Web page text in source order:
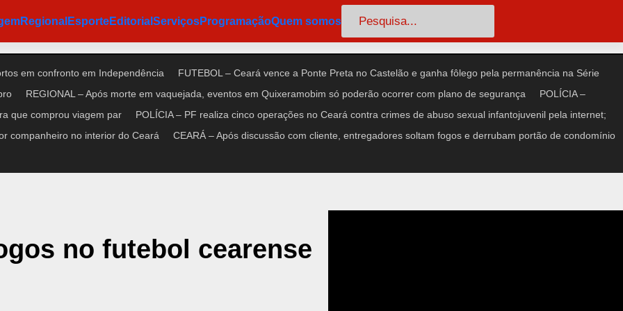
Regional EsporteEditorial ServiçosProgramaçãoQuem somos Pesquisar
em confronto em Independência
FUTEBOL – Ceará vence a Ponte Preta no Castelão e ganha fôlego pela permanência na Série
REGIONAL – Após morte em vaquejada, eventos em Quixeramobim só poderão ocorrer com plano de segurança
POLÍCIA –
que comprou viagem par
POLÍCIA – PF realiza cinco operações no Ceará contra crimes de abuso sexual infantojuvenil pela internet;
companheiro no interior do Ceará
CEARÁ – Após discussão com cliente, entregadores soltam fogos e derrubam portão de condomínio
no futebol cearense